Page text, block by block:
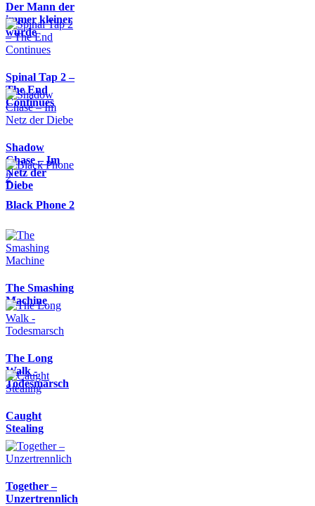
Der Mann der
immer kleiner
wurde
Spinal Tap 2 –
The End
Continues
Shadow
Chase – Im
Netz der
Diebe
Black Phone 2
The Smashing
Machine
The Long
Walk -
Todesmarsch
Caught
Stealing
Together –
Unzertrennlich